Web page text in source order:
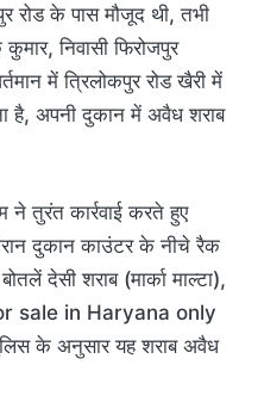
रोड के पास मौजूद थी, तभी
निवासी फिरोजपुर
में त्रिलोकपुर रोड खैरी में
है, अपनी दुकान में अवैध शराब
ने तुरंत कार्रवाई करते हुए
दुकान काउंटर के नीचे रैक
देसी शराब (मार्का माल्टा),
sale in Haryana only
के अनुसार यह शराब अवैध